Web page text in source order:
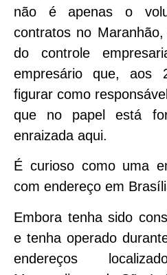
não é apenas o
contratos no
do controle
empresário que, aos
figurar como
que no papel está
enraizada aqui.
É curioso como uma
com endereço em
Embora tenha sido
e tenha operado
endereços